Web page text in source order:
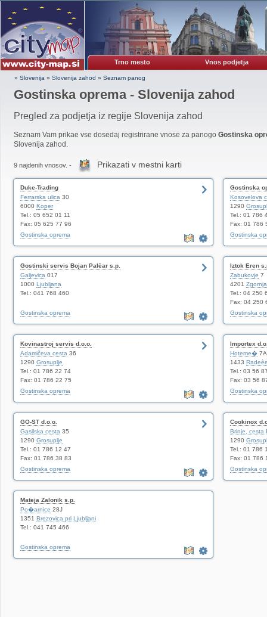
Trno mesto Vnos podjetja
» Slovenija » Slovenija zahod » Seznam panog
Gostinska oprema - Slovenija zahod
Pregled za podjetja iz regije Slovenija zahod
Seznam Vam prikae vse dosedaj registrirane vnose za panogo Gostinska
Slovenija zahod.
9 najdenih vnosov. - Prikazati v mestni karti
Duke-Trading
Ferrarska ulica 30
6000 Koper
Tel.: 05 652 01 11
Fax: 05 625 77 96
Gostinska oprema
Gostinska
Kosovelova
1290
Tel.: 01 786
Fax: 01 786
Gostinska
Gostinski servis Bojan Palèar s.p.
Galjevica 017
1000 Ljubljana
Tel.: 041 768 460
Gostinska oprema
Iztok Eren
Zabukovje 7
4201
Tel.: 04 250
Fax: 04 250
Gostinska
Kovinastroj servis d.o.o.
Adamičeva cesta 36
1290 Grosuplje
Tel.: 01 786 22 74
Fax: 01 786 22 75
Gostinska oprema
Importex
Hoteme� 7A
1433
Tel.: 03 56
Fax: 03 56
Gostinska
GO-ST d.o.o.
Gasilska cesta 35
1290 Grosuplje
Tel.: 01 786 12 47
Fax: 01 786 38 83
Gostinska oprema
Cookinox
Brinje, cesta I
1290
Tel.: 01 786
Fax: 01 786
Gostinska
Mateja Zalonik s.p.
Po�arnice 28J
1351 Brezovica pri Ljubljani
Tel.: 041 745 466
Gostinska oprema